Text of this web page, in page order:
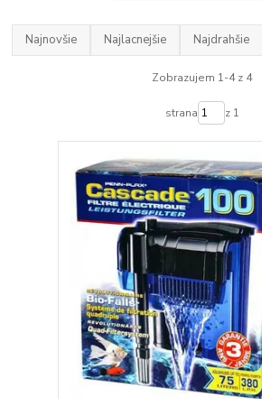
Najnovšie Najlacnejšie Najdrahšie
Zobrazujem 1-4 z 4
strana z 1